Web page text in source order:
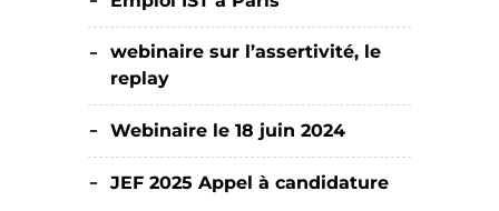
webinaire sur l’assertivité, le
replay
Webinaire le 18 juin 2024
JEF 2025 Appel à candidature